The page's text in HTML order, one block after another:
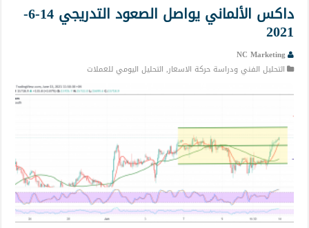
داكس الألماني يواصل الصعود التدريجي 14-6-
2021
NC Marketing
التحليل الفني ودراسة حركة الاسعار, التحليل اليومي للعملات